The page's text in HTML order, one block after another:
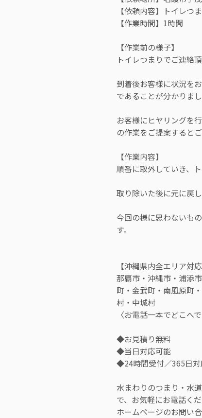
【依頼内容】トイレつ
【作業時間】1時間
【作業前の様子】
トイレつまりでご連絡
到着後お客様に状況を
であることが分かりまし
お客様にヒヤリングを
の作業をご提案すると
【作業内容】
順番に取外していき、
取り除いた後に元に戻
今回の様に思わないも
す。
【沖縄県内全エリア対応
那覇市・沖縄市・浦添
町・金武町・南風原町
村・中城村
〈お電話一本でどこへ
◆お見積り無料
◆当日対応可能
◆24時間受付／365日
水まわりのつまり・水
で、お気軽にお電話くだ
ホームページのお問い